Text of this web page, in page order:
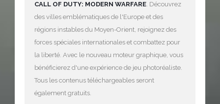
CALL OF DUTY: MODERN WARFARE. Découvrez
des villes emblématiques de l'Europe et des
régions instables du Moyen-Orient, rejoignez des
forces spéciales internationales et combattez pour
la liberté. Avec le nouveau moteur graphique, vous
bénéficierez d'une expérience de jeu photoréaliste.
Tous les contenus téléchargeables seront
également gratuits.